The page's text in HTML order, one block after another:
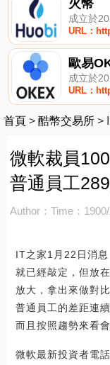
火幣
成立於
URL：
歐易
成立於
URL：
首頁 > 酷幣交易所 >
微軟裁員
普通員工
Author： Time：
IT之家1月22日消
就已經敲定，但放
放大，拿出來做對
普通員工的差距連
而且按照趨勢來看
微軟最新投資者電